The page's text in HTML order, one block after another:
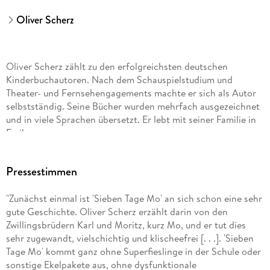
Oliver Scherz
Oliver Scherz zählt zu den erfolgreichsten deutschen
Kinderbuchautoren. Nach dem Schauspielstudium und
Theater- und Fernsehengagements machte er sich als Autor
selbstständig. Seine Bücher wurden mehrfach ausgezeichnet
und in viele Sprachen übersetzt. Er lebt mit seiner Familie in
Freiburg.
Kommunikationsdesign mit dem Schwerpunkt Illustration an
der Fachhochschule Mainz und lebt heute als freier Grafiker
und Illustrator in Frankfurt am Main. 1999 gründete er mit
anderen Illustratorinnen und Illustratoren die
Ateliergemeinschaft LABOR.
Pressestimmen
"Zunächst einmal ist 'Sieben Tage Mo' an sich schon eine sehr
gute Geschichte. Oliver Scherz erzählt darin von den
Zwillingsbrüdern Karl und Moritz, kurz Mo, und er tut dies
sehr zugewandt, vielschichtig und klischeefrei [. . .]. 'Sieben
Tage Mo' kommt ganz ohne Superfieslinge in der Schule oder
sonstige Ekelpakete aus, ohne dysfunktionale